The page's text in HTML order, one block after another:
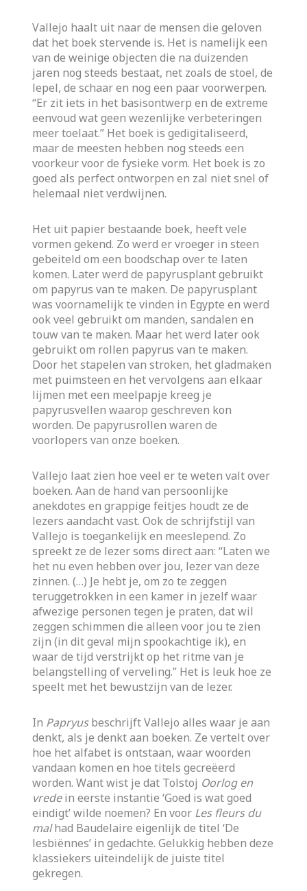
Vallejo haalt uit naar de mensen die geloven
dat het boek stervende is. Het is namelijk een
van de weinige objecten die na duizenden
jaren nog steeds bestaat, net zoals de stoel, de
lepel, de schaar en nog een paar voorwerpen.
“Er zit iets in het basisontwerp en de extreme
eenvoud wat geen wezenlijke verbeteringen
meer toelaat.” Het boek is gedigitaliseerd,
maar de meesten hebben nog steeds een
voorkeur voor de fysieke vorm. Het boek is zo
goed als perfect ontworpen en zal niet snel of
helemaal niet verdwijnen.
Het uit papier bestaande boek, heeft vele
vormen gekend. Zo werd er vroeger in steen
gebeiteld om een boodschap over te laten
komen. Later werd de papyrusplant gebruikt
om papyrus van te maken. De papyrusplant
was voornamelijk te vinden in Egypte en werd
ook veel gebruikt om manden, sandalen en
touw van te maken. Maar het werd later ook
gebruikt om rollen papyrus van te maken.
Door het stapelen van stroken, het gladmaken
met puimsteen en het vervolgens aan elkaar
lijmen met een meelpapje kreeg je
papyrusvellen waarop geschreven kon
worden. De papyrusrollen waren de
voorlopers van onze boeken.
Vallejo laat zien hoe veel er te weten valt over
boeken. Aan de hand van persoonlijke
anekdotes en grappige feitjes houdt ze de
lezers aandacht vast. Ook de schrijfstijl van
Vallejo is toegankelijk en meeslepend. Zo
spreekt ze de lezer soms direct aan: “Laten we
het nu even hebben over jou, lezer van deze
zinnen. (…) Je hebt je, om zo te zeggen
teruggetrokken in een kamer in jezelf waar
afwezige personen tegen je praten, dat wil
zeggen schimmen die alleen voor jou te zien
zijn (in dit geval mijn spookachtige ik), en
waar de tijd verstrijkt op het ritme van je
belangstelling of verveling.” Het is leuk hoe ze
speelt met het bewustzijn van de lezer.
In Papryusbeschrijft Vallejo alles waar je aan
denkt, als je denkt aan boeken. Ze vertelt over
hoe het alfabet is ontstaan, waar woorden
vandaan komen en hoe titels gecreëerd
worden. Want wist je dat Tolstoj Oorlog en
vredein eerste instantie ‘Goed is wat goed
eindigt’ wilde noemen? En voor Les fleurs du
malhad Baudelaire eigenlijk de titel ‘De
lesbiënnes’ in gedachte. Gelukkig hebben deze
klassiekers uiteindelijk de juiste titel
gekregen.